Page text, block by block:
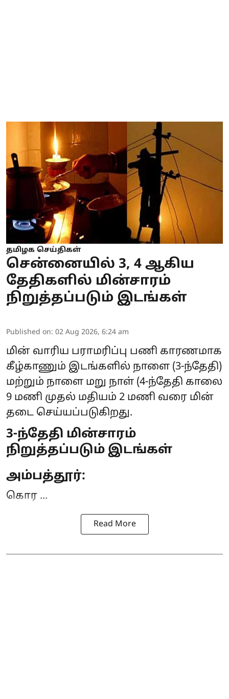
தமிழக செய்திகள்
சென்னையில் 3, 4 ஆகிய
தேதிகளில் மின்சாரம்
நிறுத்தப்படும் இடங்கள்
Published on: 02 Aug 2026, 6:24 am
மின் வாரிய பராமரிப்பு பணி காரணமாக
கீழ்காணும் இடங்களில் நாளை (3-ந்தேதி)
மற்றும் நாளை மறு நாள் (4-ந்தேதி காலை
9 மணி முதல் மதியம் 2 மணி வரை மின்
தடை செய்யப்படுகிறது.
3-ந்தேதி மின்சாரம்
நிறுத்தப்படும் இடங்கள்
அம்பத்தூர்:
கொர ...
Read More